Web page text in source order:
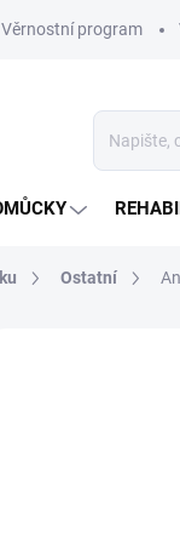
Věrnostní program
Ostatní